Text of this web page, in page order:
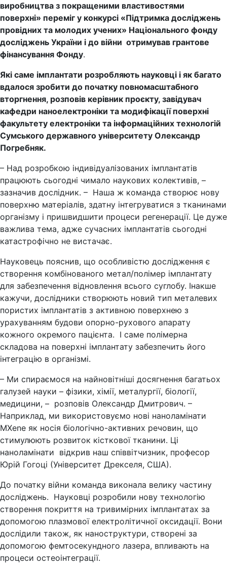
виробництва з покращеними властивостями
поверхні» переміг у конкурсі «Підтримка досліджень
провідних та молодих учених» Національного фонду
досліджень України і до війни отримував грантове
фінансування Фонду.
Які саме імплантати розробляють науковці і як багато
вдалося зробити до початку повномасштабного
вторгнення, розповів керівник проєкту, завідувач
кафедри наноелектроніки та модифікації поверхні
факультету електроніки та інформаційних технологій
Сумського державного університету Олександр
Погребняк.
– Над розробкою індивідуалізованих імплантатів
працюють сьогодні чимало наукових колективів, –
зазначив дослідник. – Наша ж команда створює нову
поверхню матеріалів, здатну інтегруватися з тканинами
організму і пришвидшити процеси регенерації. Це дуже
важлива тема, адже сучасних імплантатів сьогодні
катастрофічно не вистачає.
Науковець пояснив, що особливістю дослідження є
створення комбінованого метал/полімер імплантату
для забезпечення відновлення всього суглобу. Інакше
кажучи, дослідники створюють новий тип металевих
пористих імплантатів з активною поверхнею з
урахуванням будови опорно-рухового апарату
кожного окремого пацієнта. І саме полімерна
складова на поверхні імплантату забезпечить його
інтеграцію в організмі.
– Ми спираємося на найновітніші досягнення багатьох
галузей науки – фізики, хімії, металургії, біології,
медицини, – розповів Олександр Дмитрович. –
Наприклад, ми використовуємо нові наноламінати
MXene як носія біологічно-активних речовин, що
стимулюють розвиток кісткової тканини. Ці
наноламінати відкрив наш співвітчизник, професор
Юрій Гогоці (Університет Дрекселя, США).
До початку війни команда виконала велику частину
досліджень. Науковці розробили нову технологію
створення покриття на тривимірних імплантатах за
допомогою плазмової електролітичної оксидації. Вони
дослідили також, як наноструктури, створені за
допомогою фемтосекундного лазера, впливають на
процеси остеоінтеграції.